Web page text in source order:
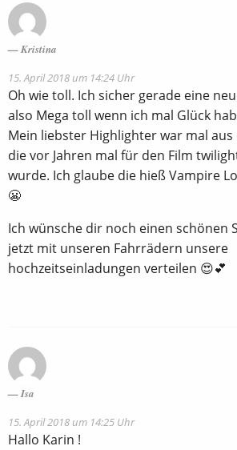
Kristina
15. April 2018 um 14:24 Uhr
Oh wie toll. Ich sicher gerade eine
also Mega toll wenn ich mal Glück
Mein liebster Highlighter war mal aus
die vor Jahren mal für den Film
wurde. Ich glaube die hieß Vampire
😬
Ich wünsche dir noch einen schönen
jetzt mit unseren Fahrrädern unsere
hochzeitseinladungen verteilen 😍💕
Isa
15. April 2018 um 14:25 Uhr
Hallo Karin !